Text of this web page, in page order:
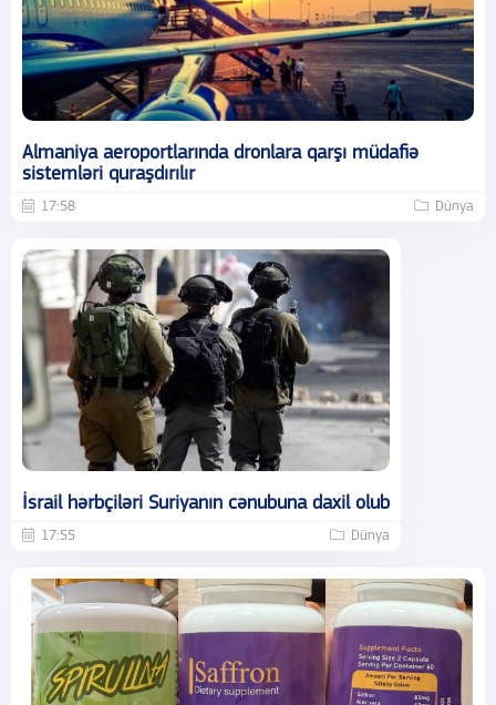
Almaniya aeroportlarında dronlara qarşı müdafiə
sistemləri quraşdırılır
17:58 Dünya
İsrail hərbçiləri Suriyanın cənubuna daxil olub
17:55 Dünya